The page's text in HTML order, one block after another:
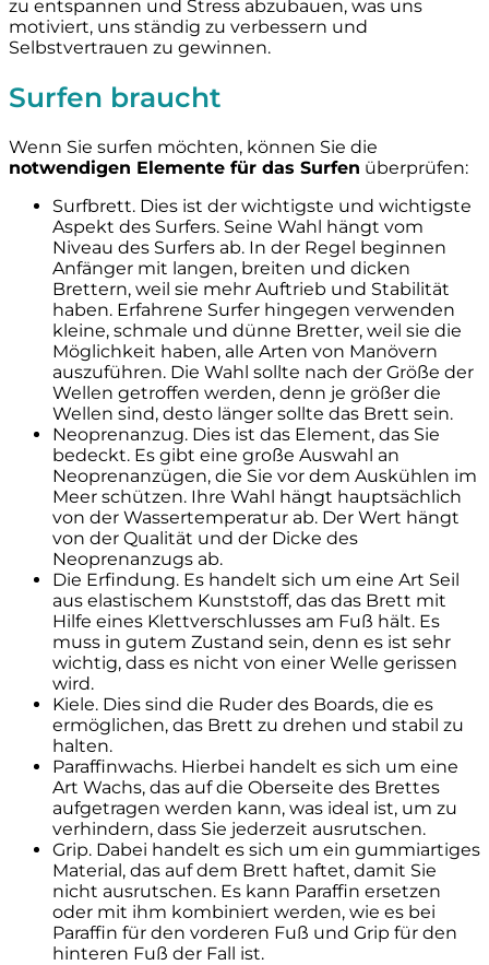
zu entspannen und Stress abzubauen, was uns
motiviert, uns ständig zu verbessern und
Selbstvertrauen zu gewinnen.
Surfen braucht
Wenn Sie surfen möchten, können Sie die
notwendigen Elemente für das Surfen überprüfen:
Surfbrett. Dies ist der wichtigste und wichtigste
Aspekt des Surfers. Seine Wahl hängt vom
Niveau des Surfers ab. In der Regel beginnen
Anfänger mit langen, breiten und dicken
Brettern, weil sie mehr Auftrieb und Stabilität
haben. Erfahrene Surfer hingegen verwenden
kleine, schmale und dünne Bretter, weil sie die
Möglichkeit haben, alle Arten von Manövern
auszuführen. Die Wahl sollte nach der Größe der
Wellen getroffen werden, denn je größer die
Wellen sind, desto länger sollte das Brett sein.
Neoprenanzug. Dies ist das Element, das Sie
bedeckt. Es gibt eine große Auswahl an
Neoprenanzügen, die Sie vor dem Auskühlen im
Meer schützen. Ihre Wahl hängt hauptsächlich
von der Wassertemperatur ab. Der Wert hängt
von der Qualität und der Dicke des
Neoprenanzugs ab.
Die Erfindung. Es handelt sich um eine Art Seil
aus elastischem Kunststoff, das das Brett mit
Hilfe eines Klettverschlusses am Fuß hält. Es
muss in gutem Zustand sein, denn es ist sehr
wichtig, dass es nicht von einer Welle gerissen
wird.
Kiele. Dies sind die Ruder des Boards, die es
ermöglichen, das Brett zu drehen und stabil zu
halten.
Paraffinwachs. Hierbei handelt es sich um eine
Art Wachs, das auf die Oberseite des Brettes
aufgetragen werden kann, was ideal ist, um zu
verhindern, dass Sie jederzeit ausrutschen.
Grip. Dabei handelt es sich um ein gummiartiges
Material, das auf dem Brett haftet, damit Sie
nicht ausrutschen. Es kann Paraffin ersetzen
oder mit ihm kombiniert werden, wie es bei
Paraffin für den vorderen Fuß und Grip für den
hinteren Fuß der Fall ist.